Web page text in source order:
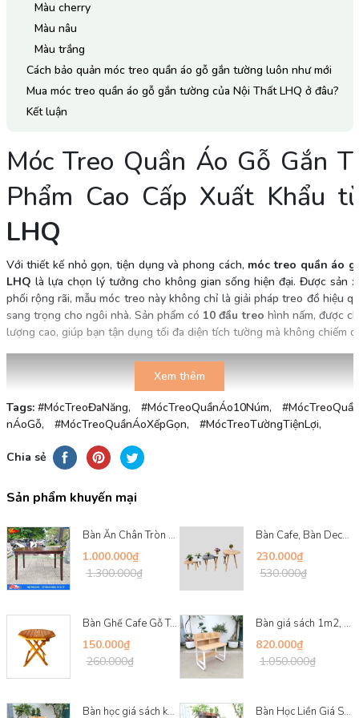
Màu cherry
Màu nâu
Màu trắng
Cách bảo quản móc treo quần áo gỗ gắn tường luôn như mới
Mua móc treo quần áo gỗ gắn tường của Nội Thất LHQ ở đâu?
Kết luận
Móc Treo Quần Áo Gỗ Gắn
Phẩm Cao Cấp Xuất Khẩu
LHQ
Với thiết kế nhỏ gọn, tiện dụng và phong cách, móc treo quần áo
LHQ là lựa chọn lý tưởng cho không gian sống hiện đại. Được sản
phối rộng rãi, mẫu móc treo này không chỉ là giải pháp treo đồ hiệu
sang trọng cho ngôi nhà. Sản phẩm có 10 đầu treo hình nấm, được
lượng cao, giúp bạn tận dụng tối đa diện tích tường mà không chiếm
Video quay thực tế sản phẩm móc treo quần áo gỗ gắn tường xuất
Đặc điểm nổi bật củamóc treo
Xem thêm
Tags: #MócTreoĐaNăng, #MócTreoQuầnÁo10Núm,
#MócTreoQuầ
nÁoGỗ,
#MócTreoQuầnÁoXếpGọn, #MócTreoTườngTiệnLợi,
Chia sẻ
Sản phẩm khuyến mại
Bàn Ăn Chân Tròn 4 Ghế - Sự Lựa Chọn Hoàn Hảo C...
1.000.000₫
1.300.000₫
Bàn Cafe, Bàn Decor DIY - Chân Sắt, Chân Gỗ Tiệ...
230.000₫
530.000₫
Bàn Ghế Cafe Gỗ Tràm - Sự Lựa Chọn Hoàn Hảo Cho...
150.000₫
260.000₫
Bàn giá sách 1m2, Khung sắt chữ U, Gỗ MDF chống...
820.000₫
1.050.000₫
Bàn học giá sách khung sắt 1m, Kích thước 60x10... Bàn Học Liền Giá Sách 1m2: Khung Sắt Sơn Tĩnh Đ...